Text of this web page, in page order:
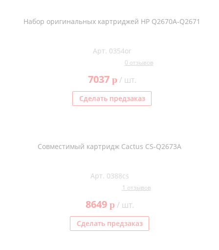
Набор оригинальных картриджей HP Q2670A-Q2671
Арт. 0354or
0 отзывов
7037 p/ шт.
Сделать предзаказ
Совместимый картридж Cactus CS-Q2673A
Арт. 0388cs
1 отзывов
8649 p/ шт.
Сделать предзаказ